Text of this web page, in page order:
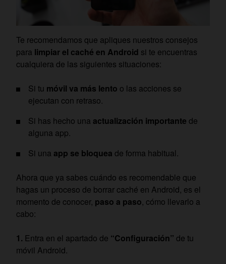
Te recomendamos que apliques nuestros consejos
para limpiar el caché en Android si te encuentras
cualquiera de las siguientes situaciones:
Si tu móvil va más lento o las acciones se
ejecutan con retraso.
Si has hecho una actualización importante de
alguna app.
Si una app se bloquea de forma habitual.
Ahora que ya sabes cuándo es recomendable que
hagas un proceso de borrar caché en Android, es el
momento de conocer, paso a paso, cómo llevarlo a
cabo:
Entra en el apartado de “Configuración” de tu
móvil Android.